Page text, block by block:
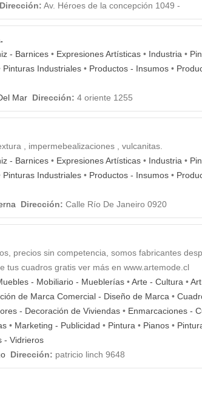
Dirección: Av. Héroes de la concepción 1049 -
- Barnices • Expresiones Artísticas • Industria •
Pinturas Industriales • Productos - Insumos •
Mar Dirección: 4 oriente 1255
, impermebealizaciones , vulcanitas.
- Barnices • Expresiones Artísticas • Industria •
Pinturas Industriales • Productos - Insumos •
Dirección: Calle Río De Janeiro 0920
precios sin competencia, somos fabricantes
tus cuadros gratis ver más en www.artemode.cl
- Mobiliario - Mueblerías •Arte - Cultura •
de Marca Comercial - Diseño de Marca •
- Decoración de Viviendas • Enmarcaciones -
• Marketing - Publicidad • Pintura • Pianos •
- Vidrieros
Dirección: patricio linch 9648